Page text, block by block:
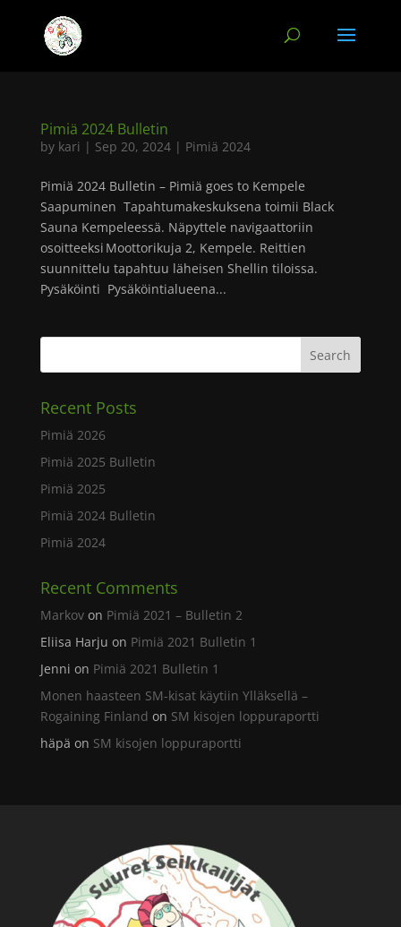
Pimiä 2024 Bulletin
by kari | Sep 20, 2024| Pimiä 2024
Pimiä 2024 Bulletin – Pimiä goes to Kempele
Saapuminen Tapahtumakeskuksena toimii Black
Sauna Kempeleessä. Näpyttele navigaattoriin
osoitteeksi Moottorikuja 2, Kempele. Reittien
suunnittelu tapahtuu läheisen Shellin tiloissa.
Pysäköinti Pysäköintialueena...
Recent Posts
Pimiä 2026
Pimiä 2025 Bulletin
Pimiä 2025
Pimiä 2024 Bulletin
Pimiä 2024
Recent Comments
Markovon Pimiä 2021 – Bulletin 2
Eliisa Harju on Pimiä 2021 Bulletin 1
Jenni on Pimiä 2021 Bulletin 1
Monen haasteen SM-kisat käytiin Ylläksellä –
Rogaining Finland on SM kisojen loppuraportti
häpä on SM kisojen loppuraportti